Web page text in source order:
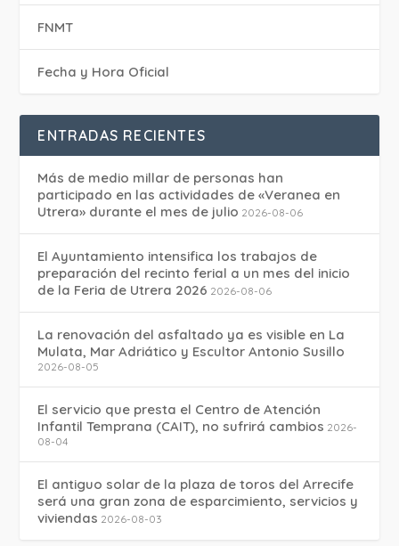
FNMT
Fecha y Hora Oficial
ENTRADAS RECIENTES
Más de medio millar de personas han
participado en las actividades de «Veranea en
Utrera» durante el mes de julio 2026-08-06
El Ayuntamiento intensifica los trabajos de
preparación del recinto ferial a un mes del inicio
de la Feria de Utrera 2026 2026-08-06
La renovación del asfaltado ya es visible en La
Mulata, Mar Adriático y Escultor Antonio Susillo
2026-08-05
El servicio que presta el Centro de Atención
Infantil Temprana (CAIT), no sufrirá cambios 2026-
08-04
El antiguo solar de la plaza de toros del Arrecife
será una gran zona de esparcimiento, servicios y
viviendas 2026-08-03